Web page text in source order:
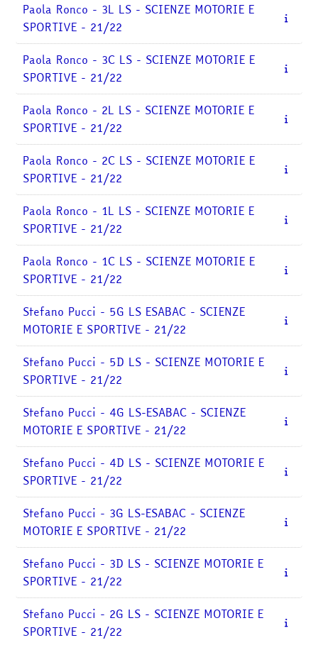
Paola Ronco - 3L LS - SCIENZE MOTORIE E
SPORTIVE - 21/22
Paola Ronco - 3C LS - SCIENZE MOTORIE E
SPORTIVE - 21/22
Paola Ronco - 2L LS - SCIENZE MOTORIE E
SPORTIVE - 21/22
Paola Ronco - 2C LS - SCIENZE MOTORIE E
SPORTIVE - 21/22
Paola Ronco - 1L LS - SCIENZE MOTORIE E
SPORTIVE - 21/22
Paola Ronco - 1C LS - SCIENZE MOTORIE E
SPORTIVE - 21/22
Stefano Pucci - 5G LS ESABAC - SCIENZE
MOTORIE E SPORTIVE - 21/22
Stefano Pucci - 5D LS - SCIENZE MOTORIE E
SPORTIVE - 21/22
Stefano Pucci - 4G LS-ESABAC - SCIENZE
MOTORIE E SPORTIVE - 21/22
Stefano Pucci - 4D LS - SCIENZE MOTORIE E
SPORTIVE - 21/22
Stefano Pucci - 3G LS-ESABAC - SCIENZE
MOTORIE E SPORTIVE - 21/22
Stefano Pucci - 3D LS - SCIENZE MOTORIE E
SPORTIVE - 21/22
Stefano Pucci - 2G LS - SCIENZE MOTORIE E
SPORTIVE - 21/22